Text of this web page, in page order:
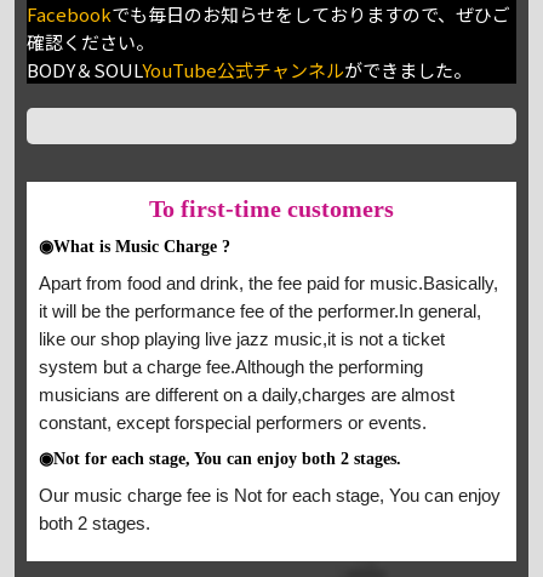
Facebookでも毎日のお知らせをしておりますので、ぜひご
確認ください。
BODY＆SOULYouTube公式チャンネルができました。
To first-time customers
◉What is Music Charge ?
Apart from food and drink, the fee paid for music.Basically,
it will be the performance fee of the performer.In general,
like our shop playing live jazz music,it is not a ticket
system but a charge fee.Although the performing
musicians are different on a daily,charges are almost
constant, except forspecial performers or events.
◉Not for each stage, You can enjoy both 2 stages.
Our music charge fee is Not for each stage, You can enjoy
both 2 stages.